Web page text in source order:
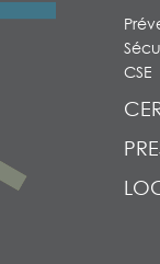
CSE